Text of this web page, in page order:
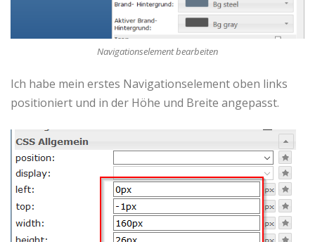
Navigationselement bearbeiten
Ich habe mein erstes Navigationselement oben links
positioniert und in der Höhe und Breite angepasst.